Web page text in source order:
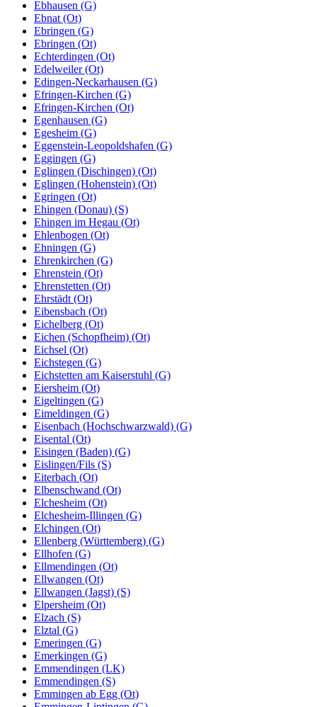
Ebhausen (G)
Ebnat (Ot)
Ebringen (G)
Ebringen (Ot)
Echterdingen (Ot)
Edelweiler (Ot)
Edingen-Neckarhausen (G)
Efringen-Kirchen (G)
Efringen-Kirchen (Ot)
Egenhausen (G)
Egesheim (G)
Eggenstein-Leopoldshafen (G)
Eggingen (G)
Eglingen (Dischingen) (Ot)
Eglingen (Hohenstein) (Ot)
Egringen (Ot)
Ehingen (Donau) (S)
Ehingen im Hegau (Ot)
Ehlenbogen (Ot)
Ehningen (G)
Ehrenkirchen (G)
Ehrenstein (Ot)
Ehrenstetten (Ot)
Ehrstädt (Ot)
Eibensbach (Ot)
Eichelberg (Ot)
Eichen (Schopfheim) (Ot)
Eichsel (Ot)
Eichstegen (G)
Eichstetten am Kaiserstuhl (G)
Eiersheim (Ot)
Eigeltingen (G)
Eimeldingen (G)
Eisenbach (Hochschwarzwald) (G)
Eisental (Ot)
Eisingen (Baden) (G)
Eislingen/Fils (S)
Eiterbach (Ot)
Elbenschwand (Ot)
Elchesheim (Ot)
Elchesheim-Illingen (G)
Elchingen (Ot)
Ellenberg (Württemberg) (G)
Ellhofen (G)
Ellmendingen (Ot)
Ellwangen (Ot)
Ellwangen (Jagst) (S)
Elpersheim (Ot)
Elzach (S)
Elztal (G)
Emeringen (G)
Emerkingen (G)
Emmendingen (LK)
Emmendingen (S)
Emmingen ab Egg (Ot)